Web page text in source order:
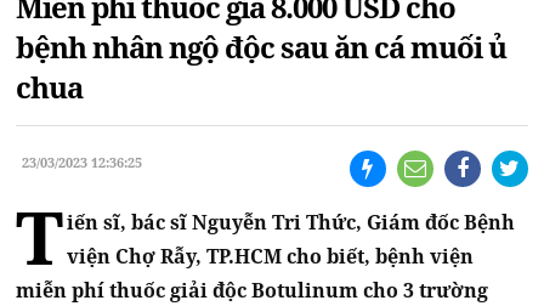
bệnh nhân ngộ độc sau ăn cá muối ủ
chua
23/03/2023 12:36:25
Tiến sĩ, bác sĩ Nguyễn Tri Thức, Giám đốc Bệnh
viện Chợ Rẫy, TP.HCM cho biết, bệnh viện
miễn phí thuốc giải độc Botulinum cho 3 trường